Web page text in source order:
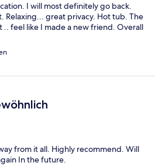
I will most definitely go back.
Relaxing... great privacy. Hot tub. The
feel like I made a new friend. Overall
from it all. Highly recommend. Will
In the future.